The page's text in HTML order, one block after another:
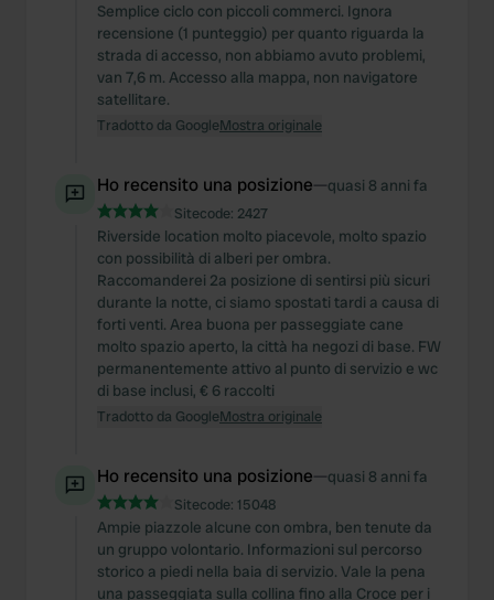
Semplice ciclo con piccoli commerci. Ignora
recensione (1 punteggio) per quanto riguarda la
strada di accesso, non abbiamo avuto problemi,
van 7,6 m. Accesso alla mappa, non navigatore
satellitare.
Tradotto da GoogleMostra originale
Ho recensito una posizione—quasi 8 anni fa
Sitecode: 2427
Riverside location molto piacevole, molto spazio
con possibilità di alberi per ombra.
Raccomanderei 2a posizione di sentirsi più sicuri
durante la notte, ci siamo spostati tardi a causa di
forti venti. Area buona per passeggiate cane
molto spazio aperto, la città ha negozi di base. FW
permanentemente attivo al punto di servizio e wc
di base inclusi, € 6 raccolti
Tradotto da GoogleMostra originale
Ho recensito una posizione—quasi 8 anni fa
Sitecode: 15048
Ampie piazzole alcune con ombra, ben tenute da
un gruppo volontario. Informazioni sul percorso
storico a piedi nella baia di servizio. Vale la pena
una passeggiata sulla collina fino alla Croce per i